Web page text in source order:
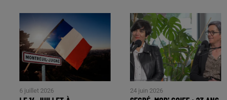
6 juillet 2026 24 juin 2026